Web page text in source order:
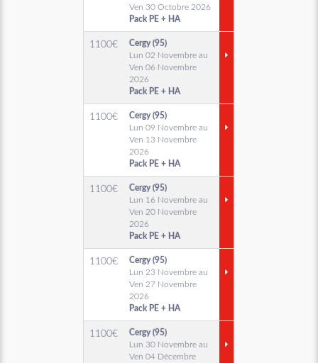
Ven 30 Octobre 2026
Pack PE + HA
1100€
Cergy (95)
Lun 02 Novembre au
Ven 06 Novembre
2026
Pack PE + HA
1100€
Cergy (95)
Lun 09 Novembre au
Ven 13 Novembre
2026
Pack PE + HA
1100€
Cergy (95)
Lun 16 Novembre au
Ven 20 Novembre
2026
Pack PE + HA
1100€
Cergy (95)
Lun 23 Novembre au
Ven 27 Novembre
2026
Pack PE + HA
1100€
Cergy (95)
Lun 30 Novembre au
Ven 04 Décembre